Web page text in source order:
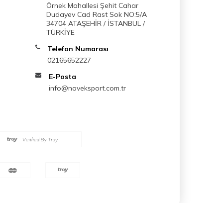
Örnek Mahallesi Şehit Cahar
Dudayev Cad Rast Sok NO:5/A
34704 ATAŞEHİR / İSTANBUL /
TÜRKİYE
Telefon Numarası
02165652227
E-Posta
info@naveksport.com.tr